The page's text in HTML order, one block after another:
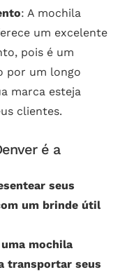
: A mochila
um excelente
pois é um
por um longo
marca esteja
clientes.
é a
seus
um brinde útil
mochila
transportar seus